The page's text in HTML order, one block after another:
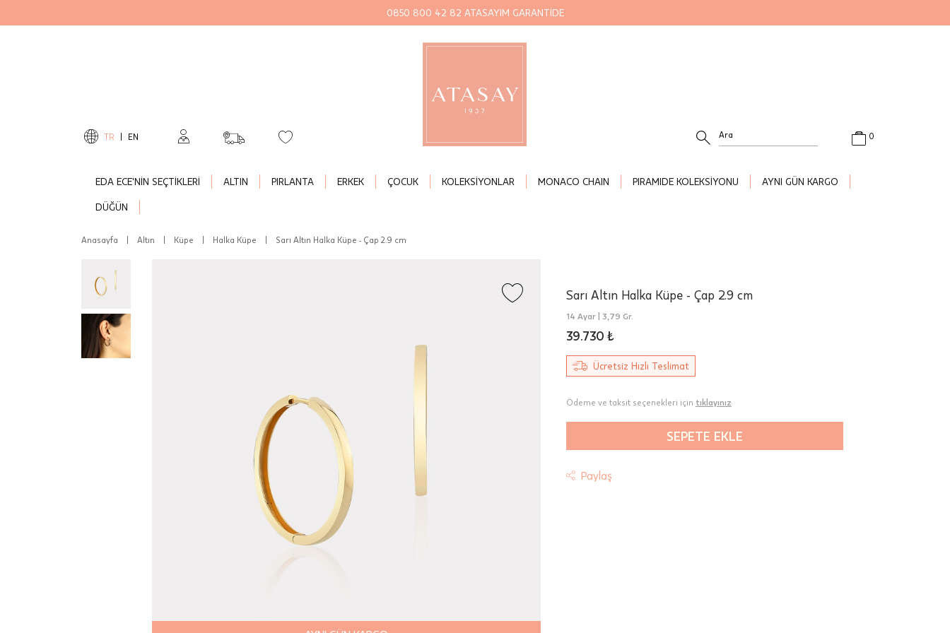
0850 800 42 82 ATASAYIM GARANTİDE
TR EN
EDA ECE'NİN SEÇTİKLERİ ALTIN PIRLANTA ERKEK ÇOCUK KOLEKSİYONLAR MONACO CHAIN PIRAMIDE KOLEKSİYONU AYNI GÜN KARGO
DÜĞÜN
0
Anasayfa Altın Küpe Halka Küpe Sarı Altın Halka Küpe - Çap 2.9 cm
Sarı Altın Halka Küpe - Çap 2.9 cm
14 Ayar | 3,79 Gr.
39.730 ₺
Ücretsiz Hızlı Teslimat
Ödeme ve taksit seçenekleri için tıklayınız
SEPETE EKLE
Paylaş
Teslimat
Siparişleriniz "HepsiJet Kargo" ile ücretsiz ve sigortalı olarak
16:00 arasında verilen siparişler için geçerlidir. Teslimat; sipariş verilen gün